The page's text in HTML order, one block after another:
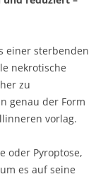
einer sterbenden
nekrotische
zu
genau der Form
vorlag.
oder Pyroptose,
es auf seine